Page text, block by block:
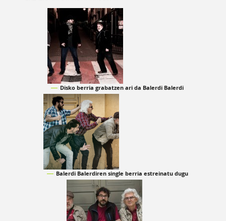
Disko berria grabatzen ari da Balerdi Balerdi
Balerdi Balerdiren single berria estreinatu dugu